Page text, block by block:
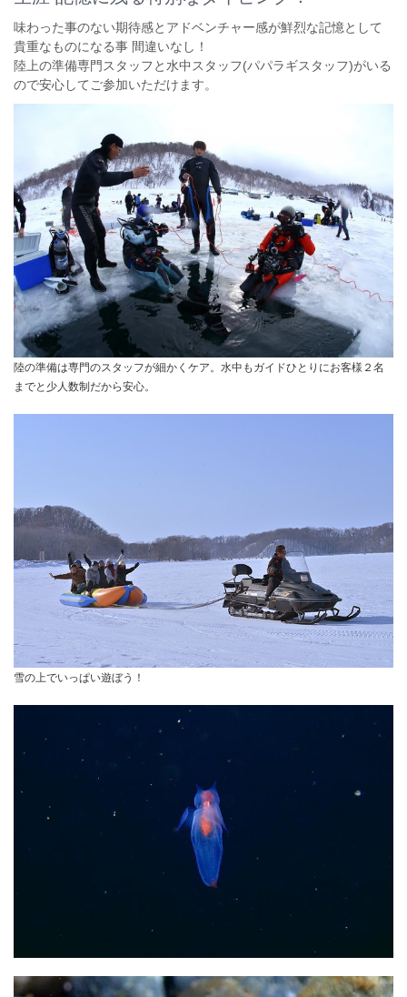
味わった事のない期待感とアドベンチャー感が鮮烈な記憶として
貴重なものになる事 間違いなし！
陸上の準備専門スタッフと水中スタッフ(パパラギスタッフ)がいる
ので安心してご参加いただけます。
陸の準備は専門のスタッフが細かくケア。水中もガイドひとりにお客様２名
までと少人数制だから安心。
雪の上でいっぱい遊ぼう！